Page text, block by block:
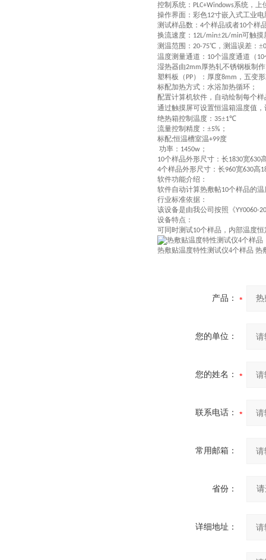
控制系统： PLC+Windows系统，上
操作界面：彩色12寸嵌入式工业电
测试样品数： 4个样品或者10个样
换流速度： 12L/min±2L/min可触摸
测温范围： 20-75℃，测温误差：±
温度测量通道： 10个温度通道（ 10
湿热器由2mm厚热轧不锈钢板制作
塑料板（ PP） ： 厚度8mm ，五变
标配加热方式： 水浴加热循环；
配置计算机软件，自动绘制每个
通过触摸屏可设置恒温箱温度值
绝热箱控制温度： 35±1℃
流量控制精度：±5% ；
标配;恒温槽室温+99度
功率： 1450w ；
10个样品外形尺寸：长1830宽630
4个样品外形尺寸：长960宽630高
软件功能介绍：
软件自动计算热敷帖10个样品的
行业标准依据：
该设备是由我公司按照《YY0060-
设备特点：
可同时测试10个样品，内部温度
热敷贴温度特性测试仪4个样品 热
产品：
您的单位：
您的姓名：
联系电话：
常用邮箱：
省份：
详细地址：